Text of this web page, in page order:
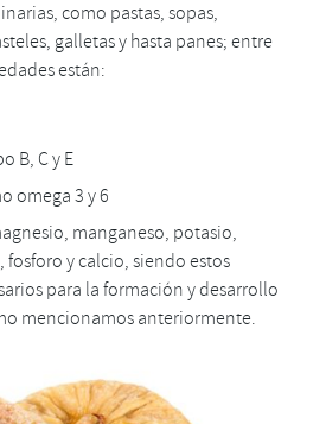
como pastas, sopas,
galletas y hasta panes; entre
están:
B, C y E
omega 3 y 6
manganeso, potasio,
fosforo y calcio, siendo estos
para la formación y desarrollo
mencionamos anteriormente.